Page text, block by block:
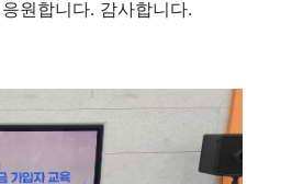
원합니다. 감사합니다.